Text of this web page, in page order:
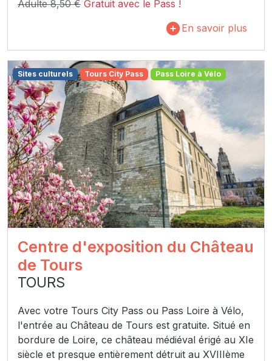
Adulte 8,50 € Gratuit avec le Pass !
En savoir plus
Sites culturels Tours City Pass Pass Loire à Vélo
Centre d'exposition du Château
de Tours
TOURS
Avec votre Tours City Pass ou Pass Loire à Vélo,
l'entrée au Château de Tours est gratuite. Situé en
bordure de Loire, ce château médiéval érigé au XIe
siècle et presque entièrement détruit au XVIIIème